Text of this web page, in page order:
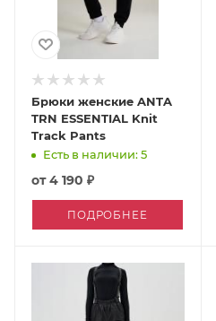
Брюки женские ANTA
TRN ESSENTIAL Knit
Track Pants
Есть в наличии: 5
от4 190 ₽
ПОДРОБНЕЕ